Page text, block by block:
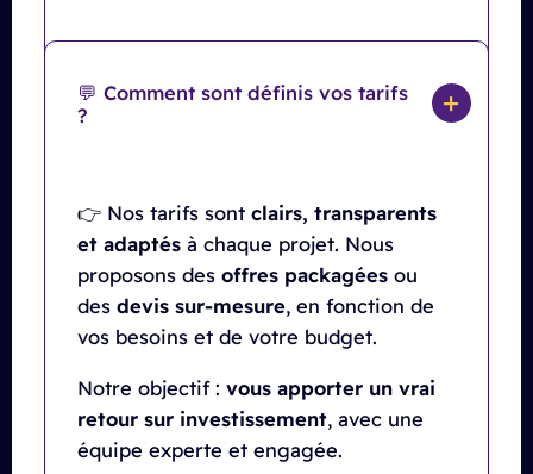
💬 Comment sont définis vos tarifs
?
👉 Nos tarifs sont clairs, transparents
et adaptésà chaque projet. Nous
proposons des offres packagéesou
des devis sur-mesure, en fonction de
vos besoins et de votre budget.
Notre objectif : vous apporter un vrai
retour sur investissement, avec une
équipe experte et engagée.